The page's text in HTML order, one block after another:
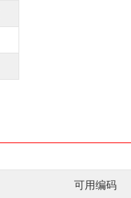
可用编码